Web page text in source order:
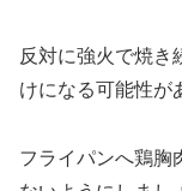
反対に強火で焼き
けになる可能性が
フライパンへ鶏胸